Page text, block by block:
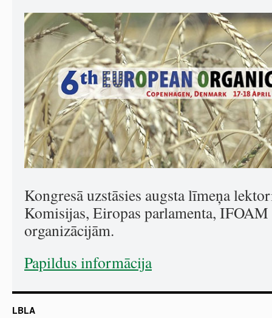
Kongresā uzstāsies augsta līmeņa
Komisijas, Eiropas parlamenta,
organizācijām.
Papildus informācija
LBLA